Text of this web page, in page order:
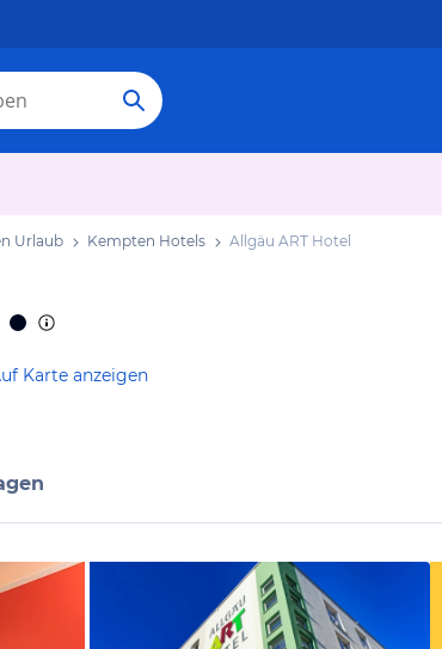
Urlaub Kempten Hotels Allgäu ART Hotel
Karte anzeigen